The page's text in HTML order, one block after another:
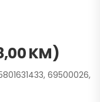
KM)
69500026,